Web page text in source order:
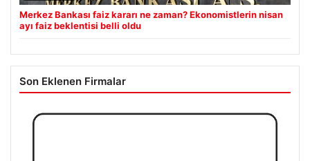
Merkez Bankası faiz kararı ne zaman? Ekonomistlerin nisan
ayı faiz beklentisi belli oldu
Son Eklenen Firmalar